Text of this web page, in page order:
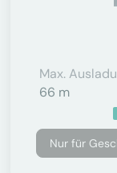
Max.
66 m
Nur für